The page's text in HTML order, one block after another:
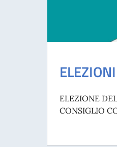
ELEZIONE
CONSIGLIO